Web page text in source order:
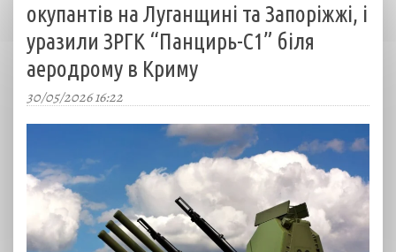
окупантів на Луганщині та Запоріжжі, і
уразили ЗРГК “Панцирь-С1” біля
аеродрому в Криму
30/05/2026 16:22